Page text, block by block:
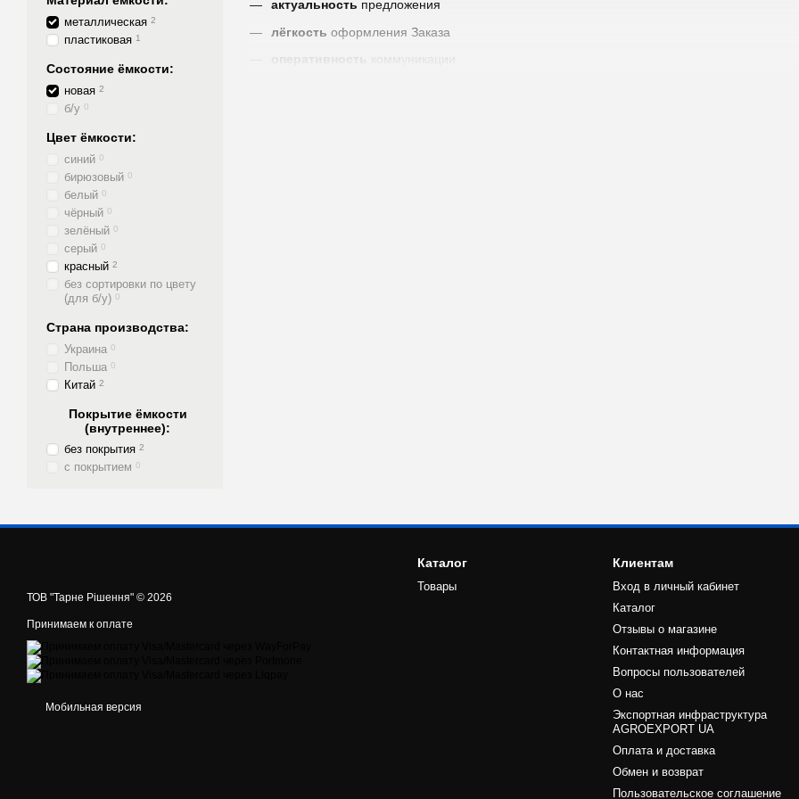
актуальность предложения
лёгкость оформления Заказа
металлическая 2
пластиковая 1
Состояние ёмкости:
новая 2
б/у 0
Цвет ёмкости:
синий 0
бирюзовый 0
белый 0
чёрный 0
зелёный 0
серый 0
красный 2
без сортировки по цвету
(для б/у) 0
Страна производства:
Украина 0
Польша 0
Китай 2
Покрытие ёмкости
(внутреннее):
без покрытия 2
с покрытием 0
ТОВ "Тарне Рішення" © 2026
Принимаем к оплате
Мобильная версия
Каталог
Товары
Клиентам
Вход в личный кабинет
Каталог
Отзывы о магазине
Контактная информация
Вопросы пользователей
О нас
Экспортная инфраструктура
AGROEXPORT UA
Оплата и доставка
Обмен и возврат
Пользовательское соглашение